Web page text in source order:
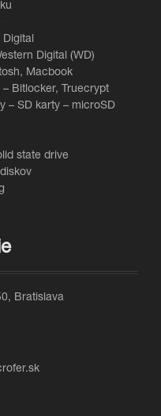
Digital
Digital (WD)
Macbook
Bitlocker, Truecrypt
– SD karty – microSD
state drive
Bratislava